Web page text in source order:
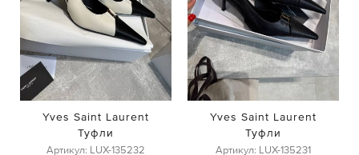
Yves Saint Laurent
Туфли
Артикул: LUX-135232
Yves Saint Laurent
Туфли
Артикул: LUX-135231